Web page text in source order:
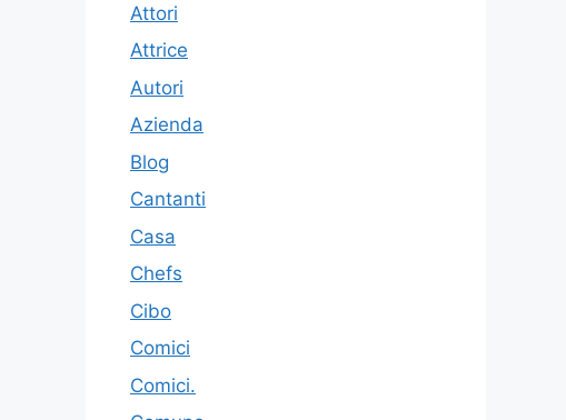
Attori
Attrice
Autori
Azienda
Blog
Cantanti
Casa
Chefs
Cibo
Comici
Comici.